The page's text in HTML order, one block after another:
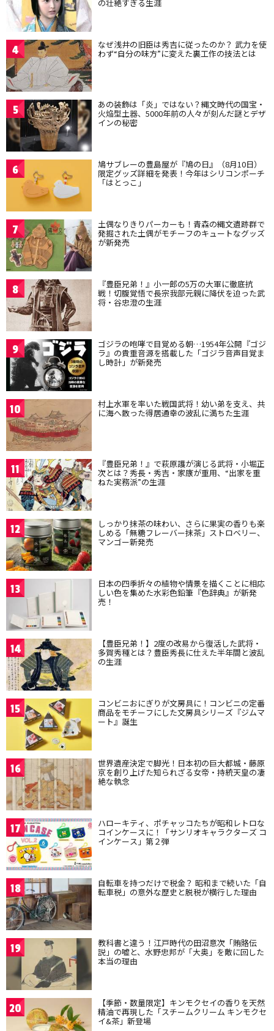
の壮絶すぎる生涯
4 なぜ浅井の旧臣は秀吉に従ったのか？ 武力を使
わず“自分の味方”に変えた裏工作の技法とは
5 あの装飾は「炎」ではない？縄文時代の国宝・
火焔型土器、5000年前の人々が刻んだ謎とデザ
インの秘密
6 鳩サブレーの豊島屋が『鳩の日』（8月10日）
限定グッズ詳細を発表！今年はシリコンポーチ
「はとっこ」
7 土偶なりきりパーカーも！青森の縄文遺跡群で
発掘された土偶がモチーフのキュートなグッズ
が新発売
8 『豊臣兄弟！』小一郎の5万の大軍に徹底抗
戦！切腹覚悟で長宗我部元親に降伏を迫った武
将・谷忠澄の生涯
9 ゴジラの咆哮で目覚める朝…1954年公開『ゴジ
ラ』の貴重音源を搭載した「ゴジラ音声目覚ま
し時計」が新発売
10 村上水軍を率いた戦国武将！幼い弟を支え、共
に海へ散った得居通幸の波乱に満ちた生涯
11 『豊臣兄弟！』で萩原護が演じる武将・小堀正
次とは？秀長・秀吉・家康が重用、“出家を重
ねた実務派”の生涯
12 しっかり抹茶の味わい、さらに果実の香りも楽
しめる「無糖フレーバー抹茶」ストロベリー、
マンゴー新発売
13 日本の四季折々の植物や情景を描くことに相応
しい色を集めた水彩色鉛筆『色辞典』が新発
売！
14 【豊臣兄弟！】2度の改易から復活した武将・
多賀秀種とは？豊臣秀長に仕えた半年間と波乱
の生涯
15 コンビニおにぎりが文房具に！コンビニの定番
商品をモチーフにした文房具シリーズ『ジムマ
ート』誕生
16 世界遺産決定で脚光！日本初の巨大都城・藤原
京を創り上げた知られざる女帝・持統天皇の凄
絶な執念
17 ハローキティ、ポチャッコたちが昭和レトロな
コインケースに！「サンリオキャラクターズ コ
インケース」第２弾
18 自転車を持つだけで税金？ 昭和まで続いた「自
転車税」の意外な歴史と脱税が横行した理由
19 教科書と違う！江戸時代の田沼意次「賄賂伝
説」の嘘と、水野忠邦が「大奥」を敵に回した
本当の理由
20 【季節・数量限定】キンモクセイの香りを天然
精油で再現した「スチームクリーム キンモクセ
イ&茶」新登場